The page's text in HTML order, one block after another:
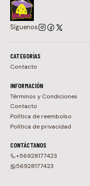
Síguenos
CATEGORÍAS
Contacto
INFORMACIÓN
Términos y Condiciones
Contacto
Política de reembolso
Política de privacidad
CONTÁCTANOS
+56928177423
56928177423